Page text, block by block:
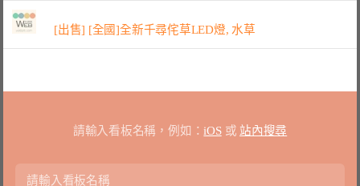
[出售] [全國]全新千尋侘草LED燈, 水草
請輸入看板名稱，例如： iOS或 站內搜尋